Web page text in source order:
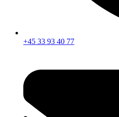
+45 33 93 40 77